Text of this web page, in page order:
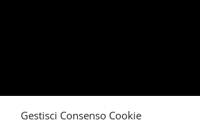
Gestisci Consenso Cookie